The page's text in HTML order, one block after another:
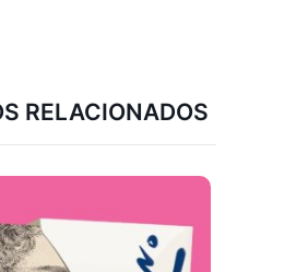
RELACIONADOS